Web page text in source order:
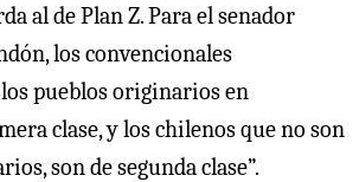
al de Plan Z. Para el senador
los convencionales
pueblos originarios en
clase, y los chilenos que no son
son de segunda clase”.